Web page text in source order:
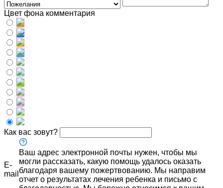
Цвет фона комментария
Как вас зовут?
E-
mail
Ваш адрес электронной почты нужен, чтобы мы
могли рассказать, какую помощь удалось оказать
благодаря вашему пожертвованию. Мы направим
отчет о результатах лечения ребенка и письмо с